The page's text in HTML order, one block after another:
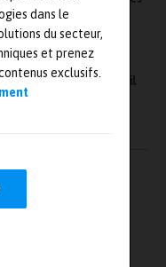
dans le
du secteur,
et prenez
exclusifs.
en juin 2023
groupe de travail